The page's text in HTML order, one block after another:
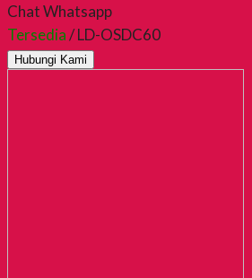
Chat Whatsapp
Tersedia/ LD-OSDC60
Hubungi Kami